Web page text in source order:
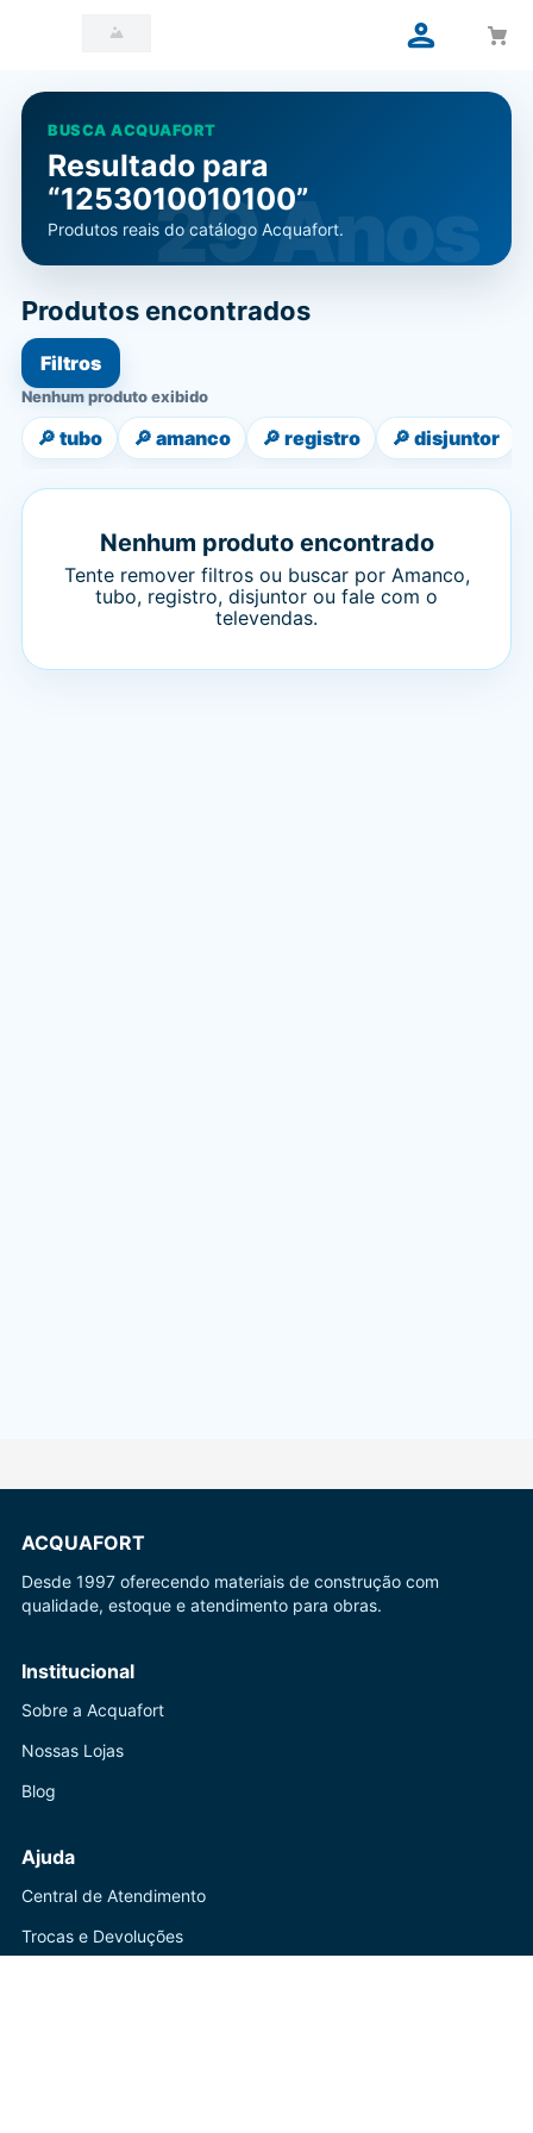
BUSCA ACQUAFORT
Resultado para
“1253010010100”
Produtos reais do catálogo Acquafort.
Produtos encontrados
Filtros
Nenhum produto exibido
🔎 tubo 🔎 amanco 🔎 registro 🔎 disjuntor
Nenhum produto encontrado
Tente remover filtros ou buscar por Amanco,
tubo, registro, disjuntor ou fale com o
televendas.
ACQUAFORT
Desde 1997 oferecendo materiais de construção com
qualidade, estoque e atendimento para obras.
Institucional
Sobre a Acquafort
Nossas Lojas
Blog
Ajuda
Central de Atendimento
Trocas e Devoluções